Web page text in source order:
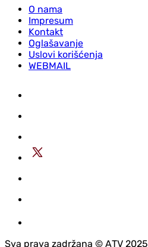
O nama
Impresum
Kontakt
Oglašavanje
Uslovi korišćenja
WEBMAIL
Sva prava zadržana © АTV 2025